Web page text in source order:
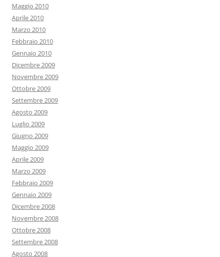
Maggio 2010
Aprile 2010
Marzo 2010
Febbraio 2010
Gennaio 2010
Dicembre 2009
Novembre 2009
Ottobre 2009
Settembre 2009
Agosto 2009
Luglio 2009
Giugno 2009
Maggio 2009
Aprile 2009
Marzo 2009
Febbraio 2009
Gennaio 2009
Dicembre 2008
Novembre 2008
Ottobre 2008
Settembre 2008
Agosto 2008